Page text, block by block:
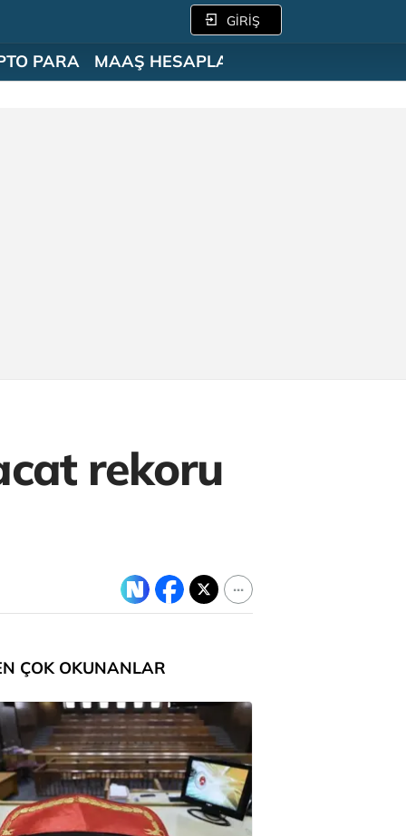
GİRİŞ
PARA MAAŞ HESAPLAMA
rekoru
ÇOK OKUNANLAR